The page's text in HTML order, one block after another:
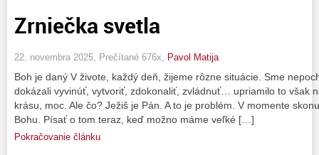
Zrniečka svetla
22. novembra 2025, Prečítané 676x, Pavol Matija
Boh je daný V živote, každý deň, žijeme rôzne situácie. Sme
dokázali vyvinúť, vytvoriť, zdokonaliť, zvládnuť… upriamilo to však
krásu, moc. Ale čo? Ježiš je Pán. A to je problém. V momente
Bohu. Písať o tom teraz, keď možno máme veľké […]
Pokračovanie článku